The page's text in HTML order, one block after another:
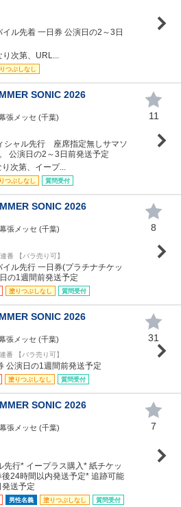
ル先着 一日券 公演日の2～3日
り次第、URL...
つぶしなし
SONIC 2026
張メッセ (千葉)
シャル先行 座席指定無しサマソ
公演日の2～3日前発送予定
次第、イープ...
つぶしなし 質問受付
11
SONIC 2026
張メッセ (千葉)
番 【バラ売り可】
ル先行 一日券(プラチナチケッ
の1週間前発送予定
塗りつぶしなし 質問受付
8
SONIC 2026
張メッセ (千葉)
番 【バラ売り可】
公演日の1週間前発送予定
塗りつぶしなし 質問受付
31
SONIC 2026
張メッセ (千葉)
行* イープラス購入* 紙チケッ
後24時間以内発送予定* 追跡可能
送予定
男性名義 塗りつぶしなし 質問受付
7